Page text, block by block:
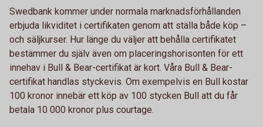
Swedbank kommer under normala marknadsförhållanden
erbjuda likviditet i certifikaten genom att ställa både köp –
och säljkurser. Hur länge du väljer att behålla certifikatet
bestämmer du själv även om placeringshorisonten för ett
innehav i Bull & Bear-certifikat är kort. Våra Bull & Bear-
certifikat handlas styckevis. Om exempelvis en Bull kostar
100 kronor innebär ett köp av 100 stycken Bull att du får
betala 10 000 kronor plus courtage.